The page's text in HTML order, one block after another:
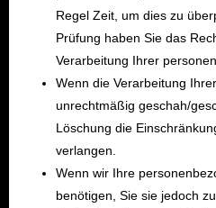
Regel Zeit, um dies zu
Prüfung haben Sie das
Verarbeitung Ihrer
Wenn die Verarbeitung
unrechtmäßig geschah/
Löschung die
verlangen.
Wenn wir Ihre
benötigen, Sie sie jedoch